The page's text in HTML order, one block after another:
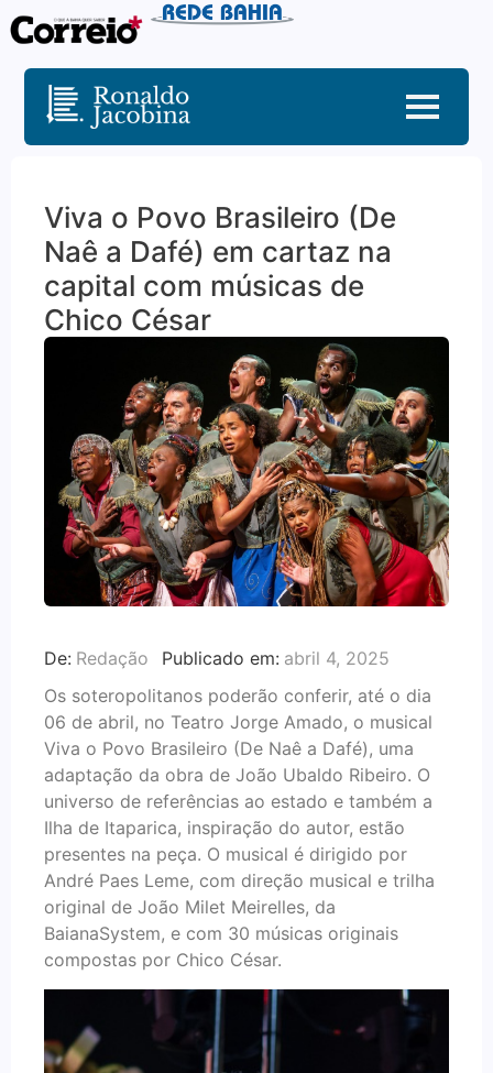
Viva o Povo Brasileiro (De
Naê a Dafé) em cartaz na
capital com músicas de
Chico César
De: Redação Publicado em: abril 4, 2025
Os soteropolitanos poderão conferir, até o dia
06 de abril, no Teatro Jorge Amado, o musical
Viva o Povo Brasileiro (De Naê a Dafé), uma
adaptação da obra de João Ubaldo Ribeiro. O
universo de referências ao estado e também a
Ilha de Itaparica, inspiração do autor, estão
presentes na peça. O musical é dirigido por
André Paes Leme, com direção musical e trilha
original de João Milet Meirelles, da
BaianaSystem, e com 30 músicas originais
compostas por Chico César.